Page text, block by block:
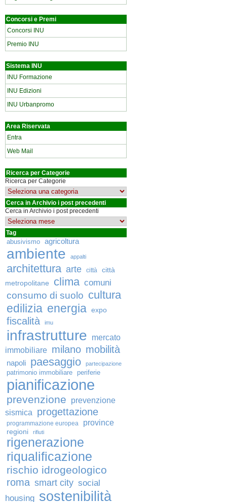
Concorsi e Premi
Concorsi INU
Premio INU
Sistema INU
INU Formazione
INU Edizioni
INU Urbanpromo
Area Riservata
Entra
Web Mail
Ricerca per Categorie
Ricerca per Categorie
Cerca in Archivio i post precedenti
Cerca in Archivio i post precedenti
Tag
abusivismo agricoltura
ambiente appalti
architettura arte città
città
metropolitane
clima comuni
consumo di suolo cultura
edilizia energia expo
fiscalità imu
infrastrutture
mercato
immobiliare milano mobilità
napoli paesaggio partecipazione
patrimonio immobiliare periferie
pianificazione
prevenzione
prevenzione
sismica
progettazione
programmazione europea province
regioni rifiuti
rigenerazione
riqualificazione
rischio idrogeologico
roma smart city social
housing sostenibilità